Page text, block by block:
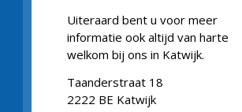
Uiteraard bent u voor meer
informatie ook altijd van harte
welkom bij ons in Katwijk.
Taanderstraat 18
2222 BE Katwijk